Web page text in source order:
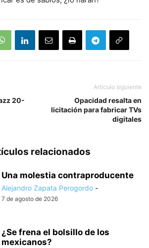
20-
Artículo siguiente
Opacidad resalta en
licitación para fabricar TVs
digitales
relacionados
Una molestia contraproducente
Alejandro Zapata Perogordo -
7 de agosto de 2026
¿Se frena el bolsillo de los
mexicanos?